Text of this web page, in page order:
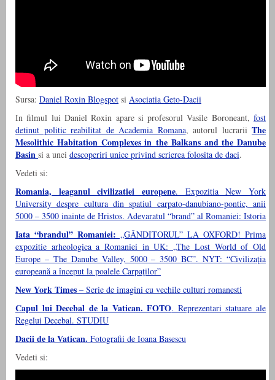
Sursa: Daniel Roxin Blogspot si Asociatia Geto-Dacii
In filmul lui Daniel Roxin apare si profesorul Vasile Boroneant, fost
detinut politic reabilitat de Academia Romana, autorul lucrarii The
Mesolithic Habitation Complexes in the Balkans and the Danube
Basin si a unei descoperiri unice privind scrierea folosita de daci.
Vedeti si:
Romania, leaganul civilizatiei europene. Expozitia New York
University despre cultura din spatiul carpato-danubiano-pontic, anii
5000 – 3500 inainte de Hristos. Adevaratul “brand” al Romaniei: Istoria
Iata “brandul” Romaniei: „GÂNDITORUL” LA OXFORD! Prima
expozitie arheologica a Romaniei in UK: „The Lost World of Old
Europe – The Danube Valley, 5000 – 3500 BC”. NYT: “Civilizaţia
europeană a început la poalele Carpaţilor”
New York Times – Serie de imagini cu vechile culturi romanesti
Capul lui Decebal de la Vatican. FOTO. Reprezentari statuare ale
Regelui Decebal. STUDIU
Dacii de la Vatican. Fotografii de Ioana Basescu
Vedeti si: